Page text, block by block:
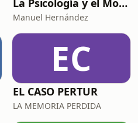
La Psicología y el Modelo Parcuve®
Manuel Hernández
EC
EL CASO PERTUR
LA MEMORIA PERDIDA